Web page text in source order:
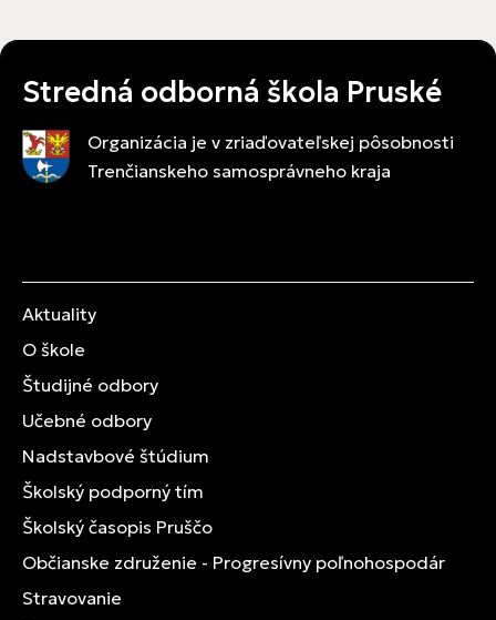
Stredná odborná škola Pruské
Organizácia je v zriaďovateľskej pôsobnosti
Trenčianskeho samosprávneho kraja
Aktuality
O škole
Študijné odbory
Učebné odbory
Nadstavbové štúdium
Školský podporný tím
Školský časopis Pruščo
Občianske združenie - Progresívny poľnohospodár
Stravovanie